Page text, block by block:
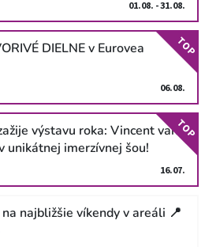
01.08. - 31.08.
DIELNE v Eurovea
06.08.
TOP
výstavu roka: Vincent van
unikátnej imerzívnej šou!
16.07.
TOP
najbližšie víkendy v areáli 📍